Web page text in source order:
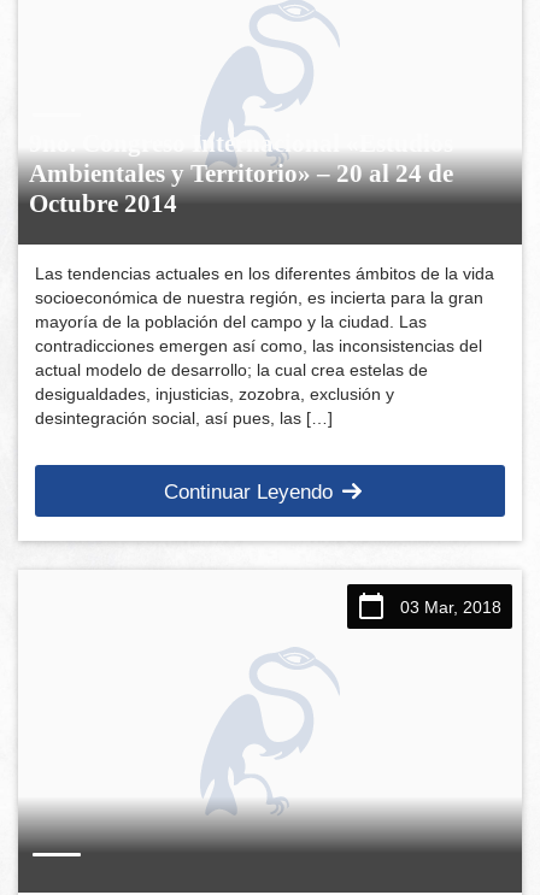
9no. Congreso Internacional «Estudios
Ambientales y Territorio» – 20 al 24 de
Octubre 2014
Las tendencias actuales en los diferentes ámbitos de la vida
socioeconómica de nuestra región, es incierta para la gran
mayoría de la población del campo y la ciudad. Las
contradicciones emergen así como, las inconsistencias del
actual modelo de desarrollo; la cual crea estelas de
desigualdades, injusticias, zozobra, exclusión y
desintegración social, así pues, las […]
Continuar Leyendo
03 Mar, 2018